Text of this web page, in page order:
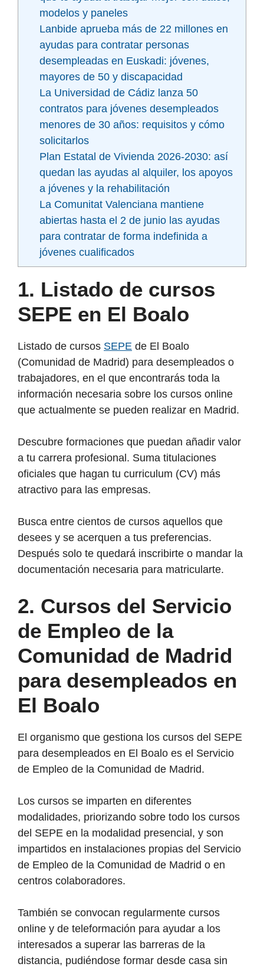
modelos y paneles
Lanbide aprueba más de 22 millones en
ayudas para contratar personas
desempleadas en Euskadi: jóvenes,
mayores de 50 y discapacidad
La Universidad de Cádiz lanza 50
contratos para jóvenes desempleados
menores de 30 años: requisitos y cómo
solicitarlos
Plan Estatal de Vivienda 2026-2030: así
quedan las ayudas al alquiler, los apoyos
a jóvenes y la rehabilitación
La Comunitat Valenciana mantiene
abiertas hasta el 2 de junio las ayudas
para contratar de forma indefinida a
jóvenes cualificados
1. Listado de cursos
SEPE en El Boalo
Listado de cursos SEPE de El Boalo
(Comunidad de Madrid) para desempleados o
trabajadores, en el que encontrarás toda la
información necesaria sobre los cursos online
que actualmente se pueden realizar en Madrid.
Descubre formaciones que puedan añadir valor
a tu carrera profesional. Suma titulaciones
oficiales que hagan tu curriculum (CV) más
atractivo para las empresas.
Busca entre cientos de cursos aquellos que
desees y se acerquen a tus preferencias.
Después solo te quedará inscribirte o mandar la
documentación necesaria para matricularte.
2. Cursos del Servicio
de Empleo de la
Comunidad de Madrid
para desempleados en
El Boalo
El organismo que gestiona los cursos del SEPE
para desempleados en El Boalo es el Servicio
de Empleo de la Comunidad de Madrid.
Los cursos se imparten en diferentes
modalidades, priorizando sobre todo los cursos
del SEPE en la modalidad presencial, y son
impartidos en instalaciones propias del Servicio
de Empleo de la Comunidad de Madrid o en
centros colaboradores.
También se convocan regularmente cursos
online y de teleformación para ayudar a los
interesados a superar las barreras de la
distancia, pudiéndose formar desde casa sin